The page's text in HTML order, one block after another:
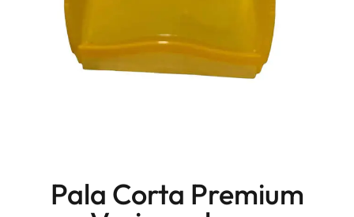
Pala Corta Premium